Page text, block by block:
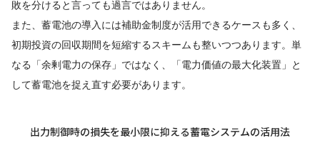
敗を分けると言っても過言ではありません。
また、蓄電池の導入には補助金制度が活用できるケースも多く、
初期投資の回収期間を短縮するスキームも整いつつあります。単
なる「余剰電力の保存」ではなく、「電力価値の最大化装置」と
して蓄電池を捉え直す必要があります。
出力制御時の損失を最小限に抑える蓄電システムの活用法